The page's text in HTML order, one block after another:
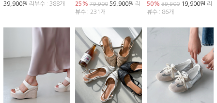
39,900원 리뷰수 : 388개 25% 79,90059,900원 리
뷰수 : 231개
50% 39,90019,900원 리
뷰수 : 86개